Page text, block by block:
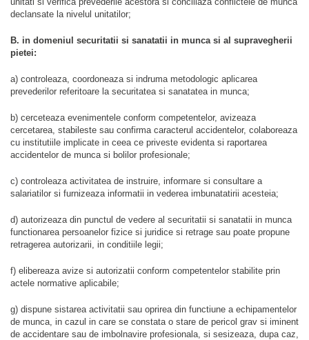
declansate la nivelul unitatilor;
B. in domeniul securitatii si sanatatii in munca si al supravegherii
pietei:
a) controleaza, coordoneaza si indruma metodologic aplicarea
prevederilor referitoare la securitatea si sanatatea in munca;
b) cerceteaza evenimentele conform competentelor, avizeaza
cercetarea, stabileste sau confirma caracterul accidentelor, colaboreaza
cu institutiile implicate in ceea ce priveste evidenta si raportarea
accidentelor de munca si bolilor profesionale;
c) controleaza activitatea de instruire, informare si consultare a
salariatilor si furnizeaza informatii in vederea imbunatatirii acesteia;
d) autorizeaza din punctul de vedere al securitatii si sanatatii in munca
functionarea persoanelor fizice si juridice si retrage sau poate propune
retragerea autorizarii, in conditiile legii;
f) elibereaza avize si autorizatii conform competentelor stabilite prin
actele normative aplicabile;
g) dispune sistarea activitatii sau oprirea din functiune a echipamentelor
de munca, in cazul in care se constata o stare de pericol grav si iminent
de accidentare sau de imbolnavire profesionala, si sesizeaza, dupa caz,